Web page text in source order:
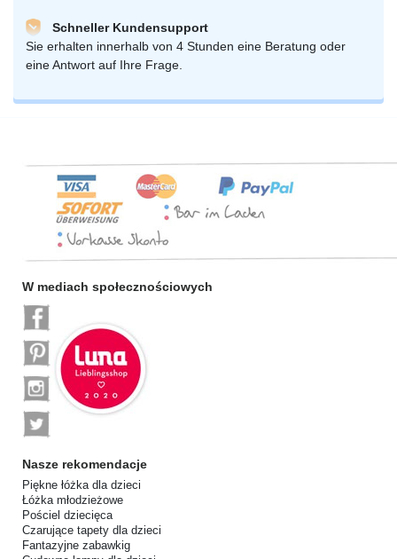
Schneller Kundensupport
Sie erhalten innerhalb von 4 Stunden eine Beratung oder
eine Antwort auf Ihre Frage.
W mediach społecznościowych
Nasze rekomendacje
Piękne łóżka dla dzieci
Łóżka młodzieżowe
Pościel dziecięca
Czarujące tapety dla dzieci
Fantazyjne zabawkig